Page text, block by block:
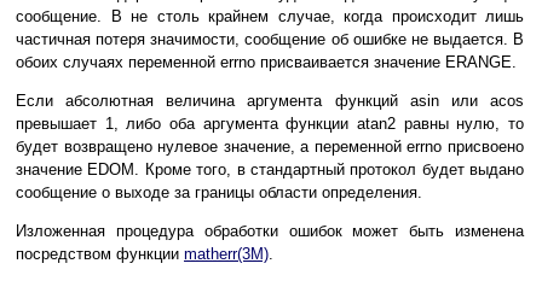
сообщение. В не столь крайнем случае, когда происходит лишь
частичная потеря значимости, сообщение об ошибке не выдается. В
обоих случаях переменной errno присваивается значение ERANGE.
Если абсолютная величина аргумента функций asin или acos
превышает 1, либо оба аргумента функции atan2 равны нулю, то
будет возвращено нулевое значение, а переменной errno присвоено
значение EDOM. Кроме того, в стандартный протокол будет выдано
сообщение о выходе за границы области определения.
Изложенная процедура обработки ошибок может быть изменена
посредством функции matherr(3M).